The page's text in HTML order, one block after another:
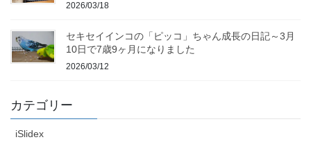
2026/03/18
セキセイインコの「ピッコ」ちゃん成長の日記～3月
10日で7歳9ヶ月になりました
2026/03/12
カテゴリー
iSlidex